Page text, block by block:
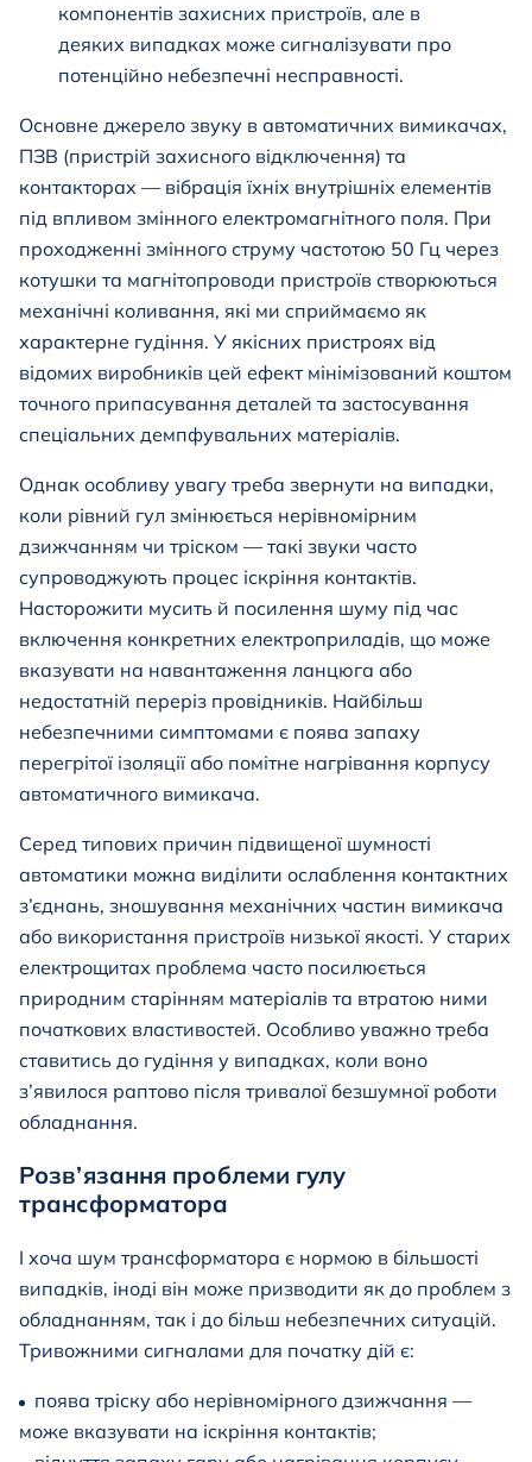
компонентів захисних пристроїв, але в
деяких випадках може сигналізувати про
потенційно небезпечні несправності.
Основне джерело звуку в автоматичних вимикачах,
ПЗВ (пристрій захисного відключення) та
контакторах — вібрація їхніх внутрішніх елементів
під впливом змінного електромагнітного поля. При
проходженні змінного струму частотою 50 Гц через
котушки та магнітопроводи пристроїв створюються
механічні коливання, які ми сприймаємо як
характерне гудіння. У якісних пристроях від
відомих виробників цей ефект мінімізований коштом
точного припасування деталей та застосування
спеціальних демпфувальних матеріалів.
Однак особливу увагу треба звернути на випадки,
коли рівний гул змінюється нерівномірним
дзижчанням чи тріском — такі звуки часто
супроводжують процес іскріння контактів.
Насторожити мусить й посилення шуму під час
включення конкретних електроприладів, що може
вказувати на навантаження ланцюга або
недостатній переріз провідників. Найбільш
небезпечними симптомами є поява запаху
перегрітої ізоляції або помітне нагрівання корпусу
автоматичного вимикача.
Серед типових причин підвищеної шумності
автоматики можна виділити ослаблення контактних
з’єднань, зношування механічних частин вимикача
або використання пристроїв низької якості. У старих
електрощитах проблема часто посилюється
природним старінням матеріалів та втратою ними
початкових властивостей. Особливо уважно треба
ставитись до гудіння у випадках, коли воно
з’явилося раптово після тривалої безшумної роботи
обладнання.
Розв’язання проблеми гулу
трансформатора
І хоча шум трансформатора є нормою в більшості
випадків, іноді він може призводити як до проблем з
обладнанням, так і до більш небезпечних ситуацій.
Тривожними сигналами для початку дій є:
поява тріску або нерівномірного дзижчання —
може вказувати на іскріння контактів;